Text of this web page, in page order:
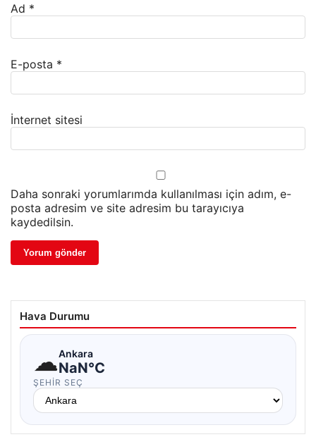
Ad *
E-posta *
İnternet sitesi
Daha sonraki yorumlarımda kullanılması için adım, e-
posta adresim ve site adresim bu tarayıcıya
kaydedilsin.
Hava Durumu
☁Ankara
NaN°C
ŞEHIR SEÇ